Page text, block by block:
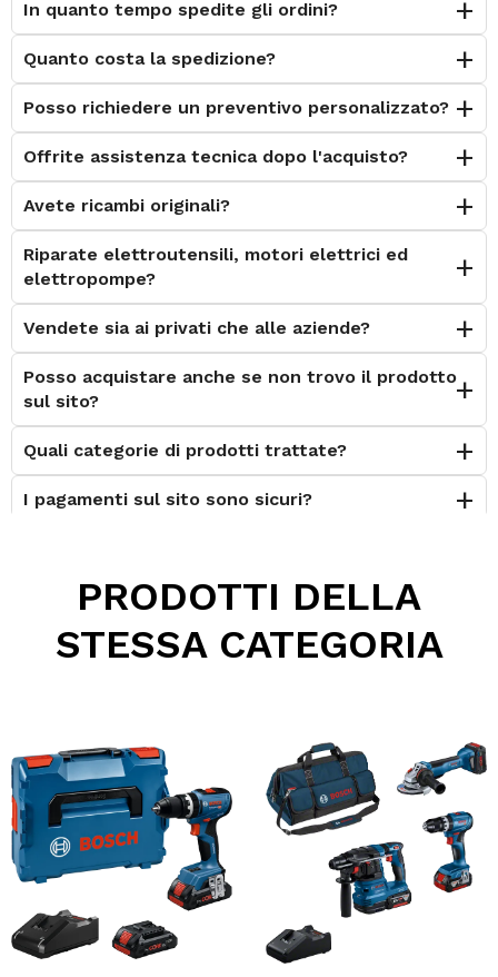
In quanto tempo spedite gli ordini?
Quanto costa la spedizione?
Posso richiedere un preventivo personalizzato?
Offrite assistenza tecnica dopo l'acquisto?
Avete ricambi originali?
Riparate elettroutensili, motori elettrici ed
elettropompe?
Vendete sia ai privati che alle aziende?
Posso acquistare anche se non trovo il prodotto
sul sito?
Quali categorie di prodotti trattate?
I pagamenti sul sito sono sicuri?
Posso contattarvi prima dell'acquisto?
Perché scegliere Elettromeccanica Calzolari?
PRODOTTI DELLA
STESSA CATEGORIA